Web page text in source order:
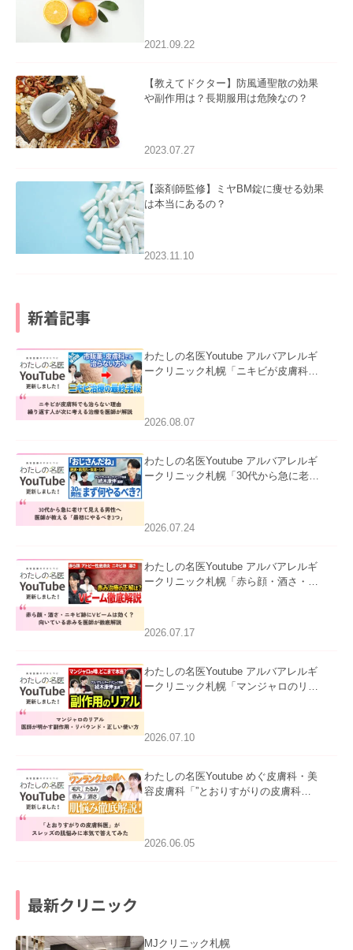
2021.09.22
【教えてドクター】防風通聖散の効果
や副作用は？長期服用は危険なの？
2023.07.27
【薬剤師監修】ミヤBM錠に痩せる効果
は本当にあるの？
2023.11.10
新着記事
わたしの名医Youtube アルバアレルギ
ークリニック札幌「ニキビが皮膚科で
ました。
2026.08.07
わたしの名医Youtube アルバアレルギ
ークリニック札幌「30代から急に老け
た。
2026.07.24
わたしの名医Youtube アルバアレルギ
ークリニック札幌「赤ら顔・酒さ・ニ
ました。
2026.07.17
わたしの名医Youtube アルバアレルギ
ークリニック札幌「マンジャロのリア
た。
2026.07.10
わたしの名医Youtube めぐ皮膚科・美
容皮膚科「”とおりすがりの皮膚科
2026.06.05
最新クリニック
MJクリニック札幌